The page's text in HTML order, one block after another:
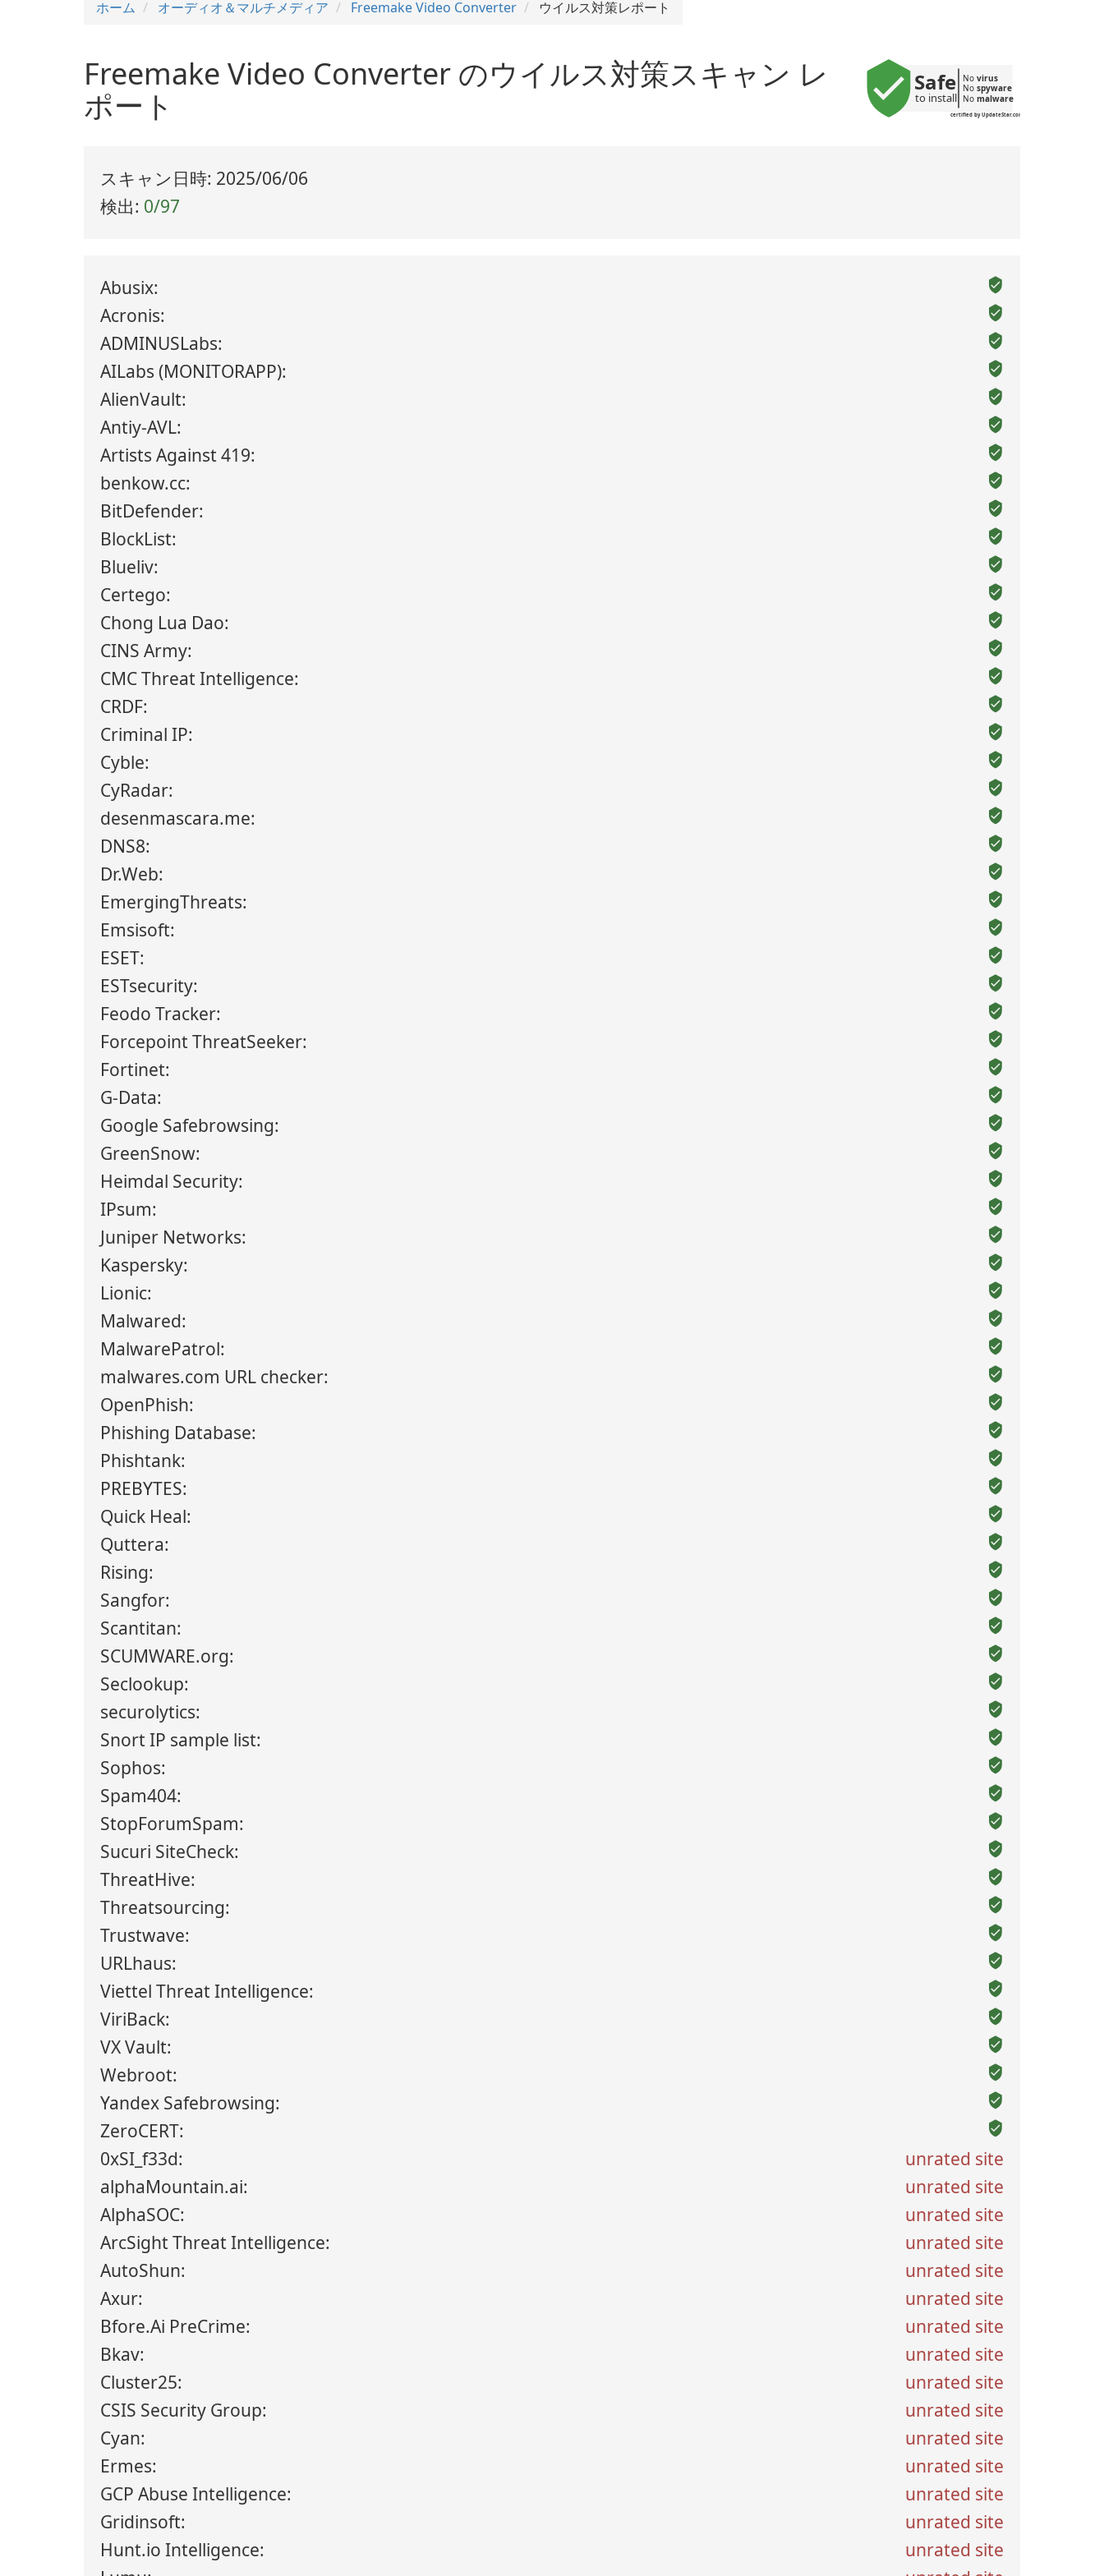
ホーム オーディオ＆マルチメディア Freemake Video Converter ウイルス対策レポート
certified by UpdateStar.com
Safe
to install
No virus
No spyware
No malware
Freemake Video Converter のウイルス対策スキャン レ
ポート
スキャン日時: 2025/06/06
検出: 0/97
Abusix:
Acronis:
ADMINUSLabs:
AILabs (MONITORAPP):
AlienVault:
Antiy-AVL:
Artists Against 419:
benkow.cc:
BitDefender:
BlockList:
Blueliv:
Certego:
Chong Lua Dao:
CINS Army:
CMC Threat Intelligence:
CRDF:
Criminal IP:
Cyble:
CyRadar:
desenmascara.me:
DNS8:
Dr.Web:
EmergingThreats:
Emsisoft:
ESET:
ESTsecurity:
Feodo Tracker:
Forcepoint ThreatSeeker:
Fortinet:
G-Data:
Google Safebrowsing:
GreenSnow:
Heimdal Security:
IPsum:
Juniper Networks:
Kaspersky:
Lionic:
Malwared:
MalwarePatrol:
malwares.com URL checker:
OpenPhish:
Phishing Database:
Phishtank:
PREBYTES:
Quick Heal:
Quttera:
Rising:
Sangfor:
Scantitan:
SCUMWARE.org:
Seclookup:
securolytics:
Snort IP sample list:
Sophos:
Spam404:
StopForumSpam:
Sucuri SiteCheck:
ThreatHive:
Threatsourcing:
Trustwave:
URLhaus:
Viettel Threat Intelligence:
ViriBack:
VX Vault:
Webroot:
Yandex Safebrowsing:
ZeroCERT:
0xSI_f33d:
unrated site
alphaMountain.ai:
unrated site
AlphaSOC:
unrated site
ArcSight Threat Intelligence:
unrated site
AutoShun:
unrated site
Axur:
unrated site
Bfore.Ai PreCrime:
unrated site
Bkav:
unrated site
Cluster25:
unrated site
CSIS Security Group:
unrated site
Cyan:
unrated site
Ermes:
unrated site
GCP Abuse Intelligence:
unrated site
Gridinsoft:
unrated site
Hunt.io Intelligence:
unrated site